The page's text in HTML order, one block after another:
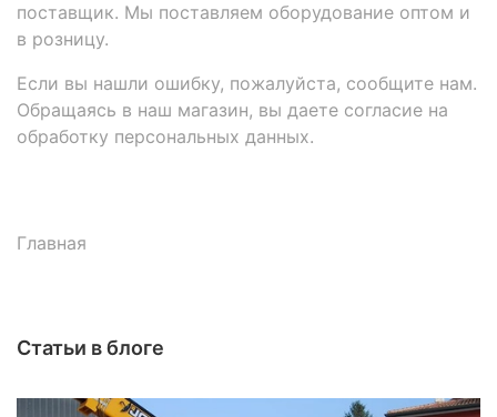
поставщик. Мы поставляем оборудование оптом и
в розницу.
Если вы нашли ошибку, пожалуйста, сообщите нам.
Обращаясь в наш магазин, вы даете согласие на
обработку персональных данных.
Главная
Статьи в блоге